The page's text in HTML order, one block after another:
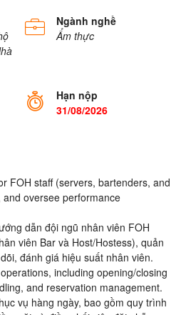
Ngành nghề
Ẩm thực
Hạn nộp
31/08/2026
FOH staff (servers, bartenders, and
oversee performance
dẫn đội ngũ nhân viên FOH
viên Bar và Host/Hostess), quản
đánh giá hiệu suất nhân viên.
including opening/closing
and reservation management.
vụ hàng ngày, bao gồm quy trình